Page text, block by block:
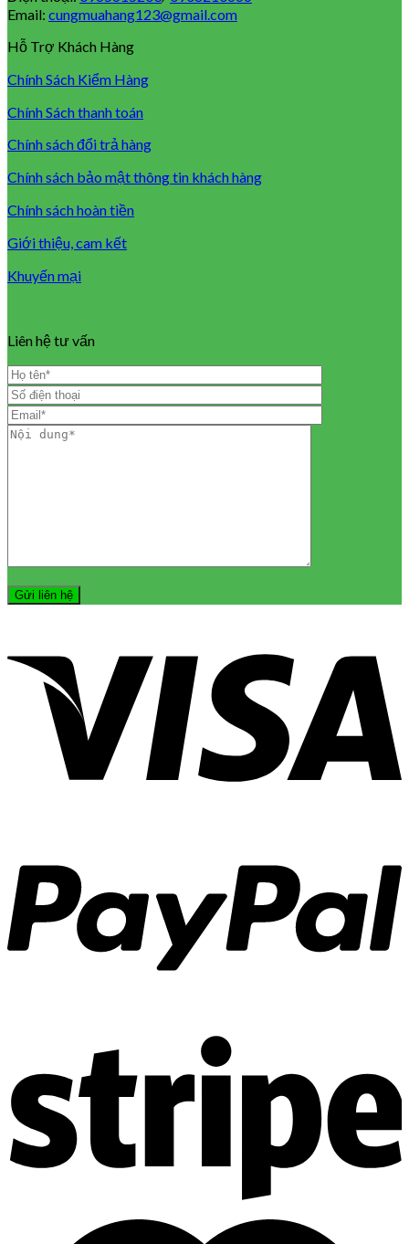
Email: cungmuahang123@gmail.com
Hỗ Trợ Khách Hàng
Chính Sách Kiểm Hàng
Chính Sách thanh toán
Chính sách đổi trả hàng
Chính sách bảo mật thông tin khách hàng
Chính sách hoàn tiền
Giới thiệu, cam kết
Khuyến mại
Liên hệ tư vấn